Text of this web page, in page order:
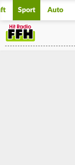
Sport Auto